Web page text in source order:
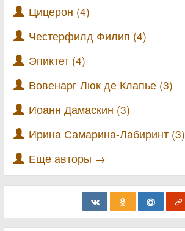
Цицерон (4)
Честерфилд Филип (4)
Эпиктет (4)
Вовенарг Люк де Клапье (3)
Иоанн Дамаскин (3)
Ирина Самарина-Лабиринт (3)
Еще авторы →